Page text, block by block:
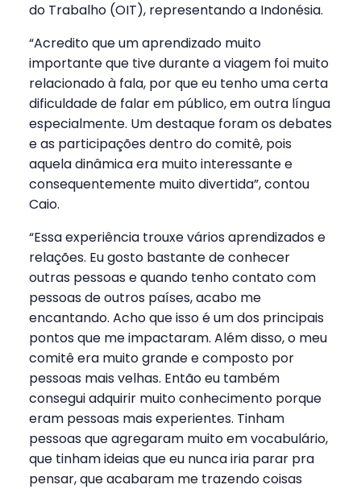
do Trabalho (OIT), representando a Indonésia.
“Acredito que um aprendizado muito
importante que tive durante a viagem foi muito
relacionado à fala, por que eu tenho uma certa
dificuldade de falar em público, em outra língua
especialmente. Um destaque foram os debates
e as participações dentro do comitê, pois
aquela dinâmica era muito interessante e
consequentemente muito divertida”, contou
Caio.
“Essa experiência trouxe vários aprendizados e
relações. Eu gosto bastante de conhecer
outras pessoas e quando tenho contato com
pessoas de outros países, acabo me
encantando. Acho que isso é um dos principais
pontos que me impactaram. Além disso, o meu
comitê era muito grande e composto por
pessoas mais velhas. Então eu também
consegui adquirir muito conhecimento porque
eram pessoas mais experientes. Tinham
pessoas que agregaram muito em vocabulário,
que tinham ideias que eu nunca iria parar pra
pensar, que acabaram me trazendo coisas